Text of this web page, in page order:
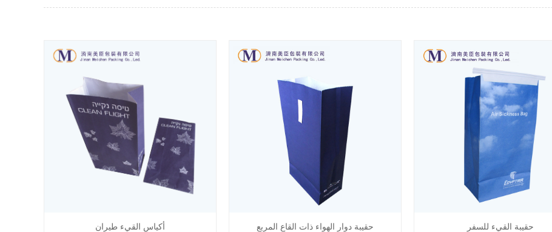
حقيبة القيء للسفر حقيبة دوار الهواء ذات القاع المربع أكياس القيء طيران